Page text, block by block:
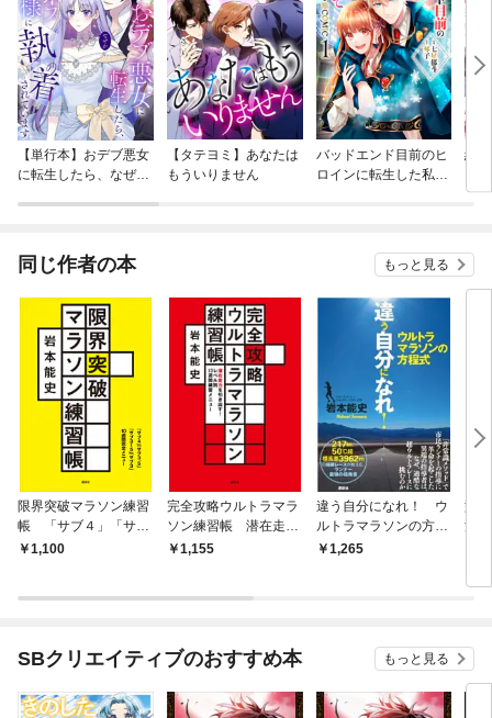
【単行本】おデブ悪女
に転生したら、なぜか
【タテヨミ】あなたは
もういりません
バッドエンド目前のヒ
ロインに転生した私、
結
同じ作者の本 もっと見る
限界突破マラソン練習
帳 「サブ４」「サブ
３．５」「サブ３１
1,100
完全攻略ウルトラマラ
ソン練習帳 潜在走力
を引き出す！ レベル
1,155
違う自分になれ！ ウ
ルトラマラソンの方程
式1,265
型
法
SBクリエイティブのおすすめ本 もっと見る